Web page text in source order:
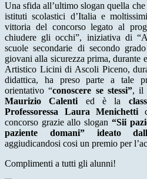
Una sfida all’ultimo slogan quella
istituti scolastici d’Italia e
vittoria del concorso legato al
chiudere gli occhi”, iniziativa di
scuole secondarie di secondo
giovani alla sicurezza prima, durante
Artistico Licini di Ascoli Piceno,
didattica, ha preso parte a tale
orientativo “conoscere se stessi”, il
Maurizio Calenti ed è la
Professoressa Laura Menichetti
concorso grazie allo slogan “Sii
paziente domani”
ideato
aggiudicandosi cosi un premio per
Complimenti a tutti gli alunni!